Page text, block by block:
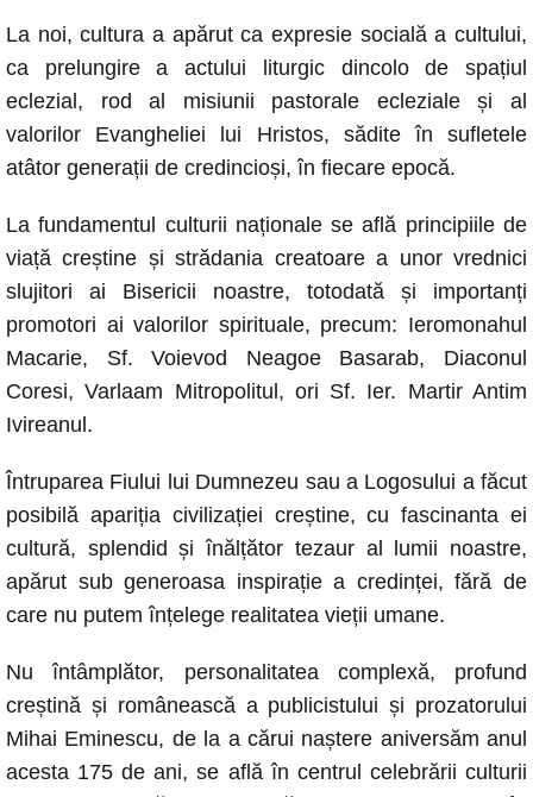
La noi, cultura a apărut ca expresie socială a cultului,
ca prelungire a actului liturgic dincolo de spațiul
eclezial, rod al misiunii pastorale ecleziale și al
valorilor Evangheliei lui Hristos, sădite în sufletele
atâtor generații de credincioși, în fiecare epocă.
La fundamentul culturii naționale se află principiile de
viață creștine și strădania creatoare a unor vrednici
slujitori ai Bisericii noastre, totodată și importanți
promotori ai valorilor spirituale, precum: Ieromonahul
Macarie, Sf. Voievod Neagoe Basarab, Diaconul
Coresi, Varlaam Mitropolitul, ori Sf. Ier. Martir Antim
Ivireanul.
Întruparea Fiului lui Dumnezeu sau a Logosului a făcut
posibilă apariția civilizației creștine, cu fascinanta ei
cultură, splendid și înălțător tezaur al lumii noastre,
apărut sub generoasa inspirație a credinței, fără de
care nu putem înțelege realitatea vieții umane.
Nu întâmplător, personalitatea complexă, profund
creștină și românească a publicistului și prozatorului
Mihai Eminescu, de la a cărui naștere aniversăm anul
acesta 175 de ani, se află în centrul celebrării culturii